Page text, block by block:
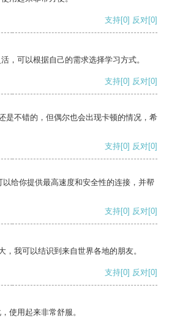
支持[0] 反对[0]
，可以根据自己的需求选择学习方式。
支持[0] 反对[0]
是不错的，但偶尔也会出现卡顿的情况，希
支持[0] 反对[0]
给你提供最高速度和安全性的连接，并帮
支持[0] 反对[0]
，我可以结识到来自世界各地的朋友。
支持[0] 反对[0]
使用起来非常舒服。